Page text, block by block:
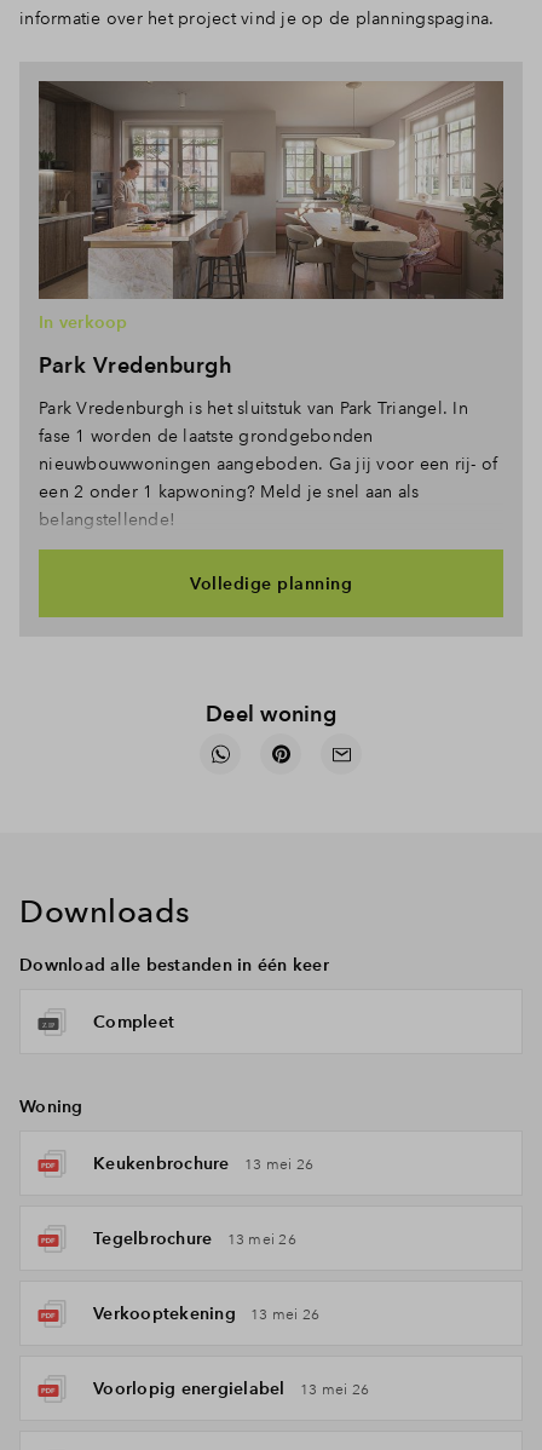
informatie over het project vind je op de planningspagina.
Park Vredenburgh
In verkoop
Park Vredenburgh is het sluitstuk van Park Triangel. In
fase 1 worden de laatste grondgebonden
nieuwbouwwoningen aangeboden. Ga jij voor een rij- of
een 2 onder 1 kapwoning? Meld je snel aan als
belangstellende!
Volledige planning
Deel woning
Downloads
Download alle bestanden in één keer
Compleet
Woning
Keukenbrochure 13 mei 26
Tegelbrochure 13 mei 26
Verkooptekening 13 mei 26
Voorlopig energielabel 13 mei 26